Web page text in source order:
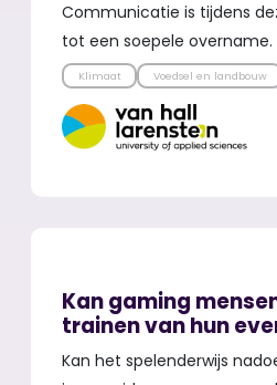
Communicatie is tijdens
tot een soepele overname.
Klimaat Voedsel en landbouw
Kan gaming
trainen van hun
Kan het spelenderwijs